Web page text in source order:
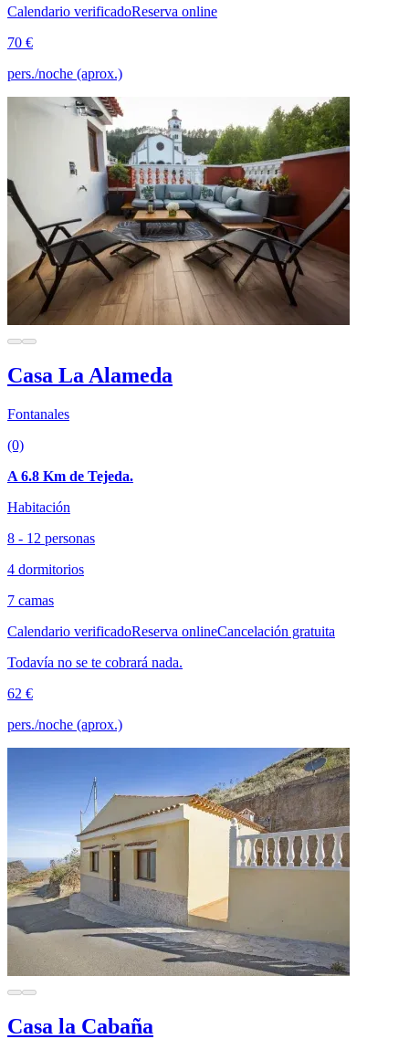
Calendario verificadoReserva online
70 €
pers./noche (aprox.)
Casa La Alameda
Fontanales
(0)
A 6.8 Km de Tejeda.
Habitación
8 - 12 personas
4 dormitorios
7 camas
Calendario verificadoReserva onlineCancelación gratuita
Todavía no se te cobrará nada.
62 €
pers./noche (aprox.)
Casa la Cabaña